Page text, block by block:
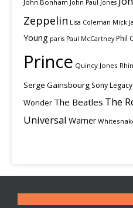
John Bonham John Paul Jones
Zeppelin Lisa Coleman Mick
Young paris Paul McCartney Phil
Prince Quincy Jones
Serge Gainsbourg Sony Legacy
Wonder The Beatles The
Universal Warner